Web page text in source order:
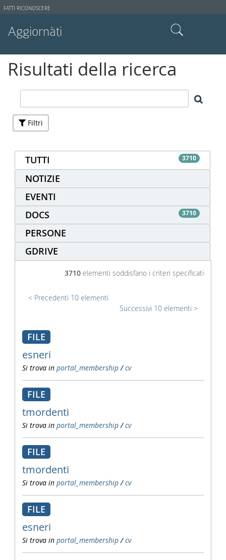
Strumenti
FATTI RICONOSCERE
Aggiornàti
Ricerca avanzata…
Risultati della ricerca
Filtri
TUTTI 3710
NOTIZIE
EVENTI
DOCS
3710
PERSONE
GDRIVE
3710 elementi soddisfano i criteri specificati
Precedenti 10 elementi
Successivi 10 elementi
FILE
esneri
Si trova in portal_membership /cv
FILE
tmordenti
Si trova in portal_membership /cv
FILE
tmordenti
Si trova in portal_membership /cv
FILE
esneri
Si trova in portal_membership /cv